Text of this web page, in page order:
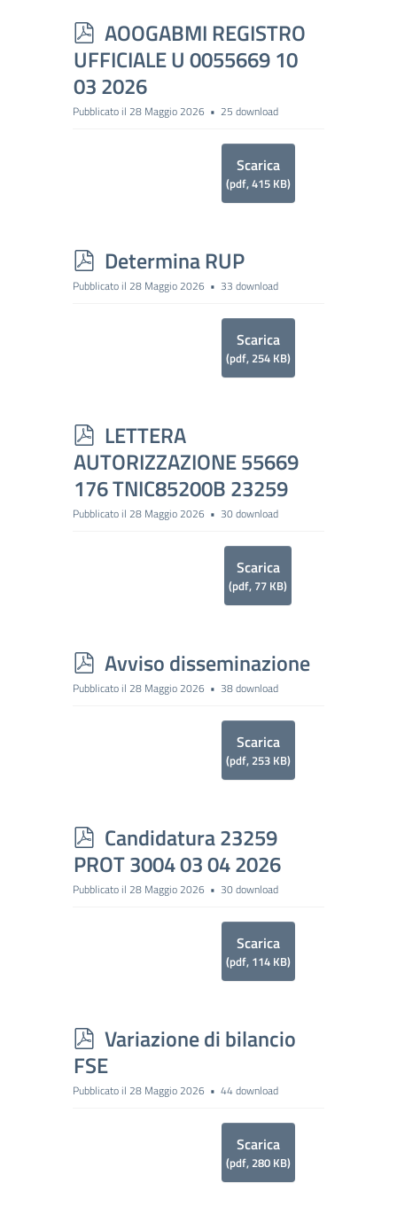
p
d
f
AOOGABMI REGISTRO
UFFICIALE U 0055669 10
03 2026
Pubblicato il 28 Maggio 2026 25 download
Scarica
(pdf,415 KB)
p
d
Determina RUP
Pubblicato il 28 Maggio 2026 33 download
Scarica
(pdf, 254 KB)
p
d
f
LETTERA
AUTORIZZAZIONE 55669
176 TNIC85200B 23259
Pubblicato il 28 Maggio 2026 30 download
Scarica
(pdf, 77 KB)
p
d
Avviso disseminazione
Pubblicato il 28 Maggio 2026 38 download
Scarica
(pdf, 253 KB)
p
d
f
Candidatura 23259
PROT 3004 03 04 2026
Pubblicato il 28 Maggio 2026 30 download
Scarica
(pdf, 114 KB)
p
d
f
Variazione di bilancio
FSE
Pubblicato il 28 Maggio 2026 44 download
Scarica
(pdf, 280 KB)